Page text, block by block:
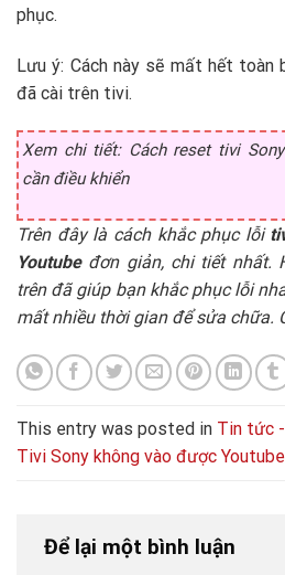
phục.
Lưu ý: Cách này sẽ mất hết toàn
đã cài trên tivi.
Xem chi tiết: Cách reset tivi
cần điều khiển
Trên đây là cách khắc phục lỗi
Youtubeđơn giản, chi tiết nhất.
trên đã giúp bạn khắc phục lỗi
mất nhiều thời gian để sửa chữa.
This entry was posted in Tin tức
Tivi Sony không vào được Youtube
Để lại một bình luận